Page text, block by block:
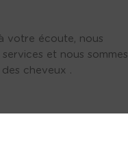
votre écoute, nous
et nous sommes
cheveux .